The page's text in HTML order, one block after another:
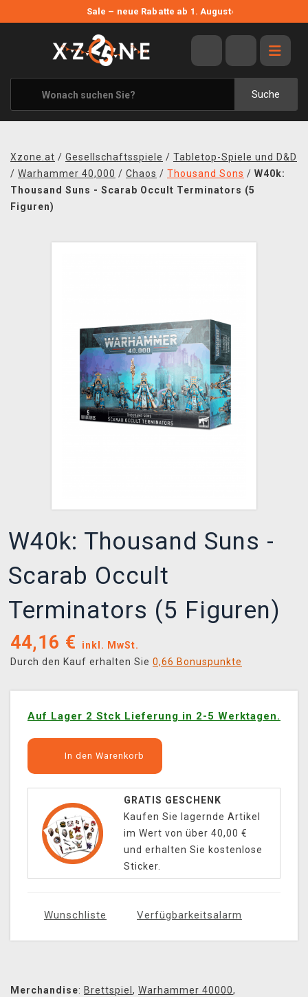
Sale – neue Rabatte ab 1. August›
Suche
ANGEBOTE
ALLE MARKEN
XZONE ORIGINALS
KLEIDUNG & ACCESSOIRES
BÜCHER & COMICS
BRETT- UND KARTENSPIELE
XZONE CLUB
Xzone.at / Gesellschaftsspiele / Tabletop-Spiele und D&D
/ Warhammer 40,000 / Chaos / Thousand Sons / W40k:
Thousand Suns - Scarab Occult Terminators (5
Figuren)
W40k: Thousand Suns -
Scarab Occult
Terminators (5 Figuren)
44,16 €
inkl. MwSt.
Durch den Kauf erhalten Sie 0,66 Bonuspunkte
Auf Lager 2 Stck Lieferung in 2-5 Werktagen.
In den Warenkorb
GRATIS GESCHENK
Kaufen Sie lagernde Artikel
im Wert von über 40,00 €
und erhalten Sie kostenlose
Sticker.
Wunschliste Verfügbarkeitsalarm
Merchandise: Brettspiel , Warhammer 40000,